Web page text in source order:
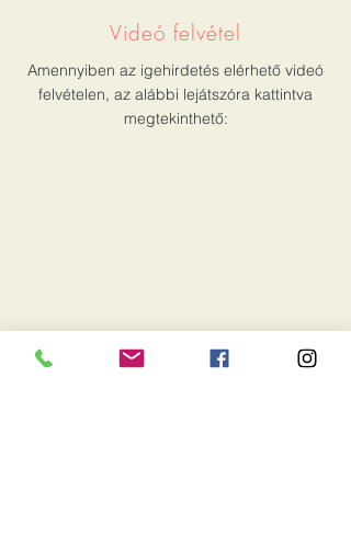
Videó felvétel
Amennyiben az igehirdetés elérhető videó
felvételen, az alábbi lejátszóra kattintva
megtekinthető: